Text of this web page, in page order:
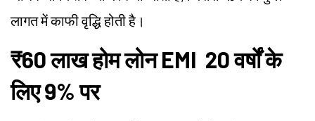
लागत में काफी वृद्धि होती है।
₹60 लाख होम लोन EMI 20 वर्षों के
लिए 9% पर